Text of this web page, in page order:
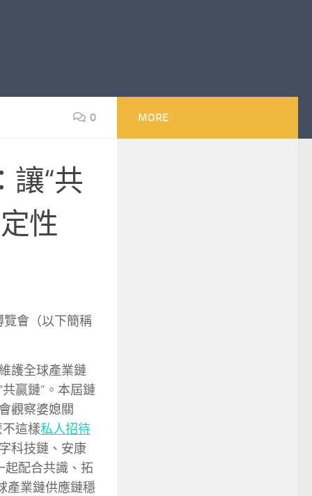
0
讓“共
性
覽會（以下簡稱
護全球產業鏈
共贏鏈”。本屆鏈
觀察婆媳關
這樣私人招待
科技鏈、安康
起配合共識、拓
產業鏈供應鏈穩
MORE